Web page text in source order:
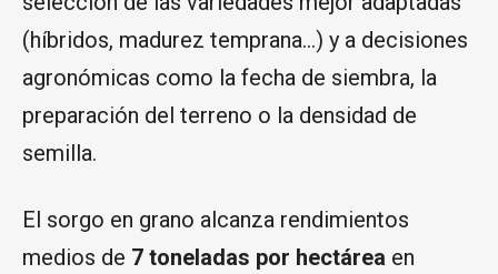
(híbridos, madurez temprana…) y a decisiones
agronómicas como la fecha de siembra, la
preparación del terreno o la densidad de
semilla.
El sorgo en grano alcanza rendimientos
medios de 7 toneladas por hectárea en